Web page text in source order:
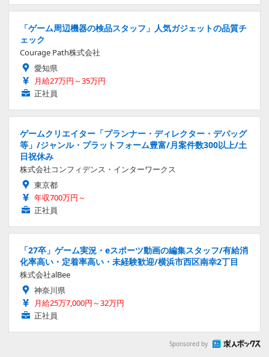
「ゲーム周辺機器の検品スタッフ」人気ガジェットの品質チ
ェック
Courage Path株式会社
愛知県
月給27万円～35万円
正社員
ゲームクリエイター「プランナー・ディレクター・デバッグ
等」/ジャンル・プラットフォーム豊富/月案件数300以上/土
日祝休み
株式会社コンフィデンス・インターワークス
東京都
年収700万円～
正社員
「27卒」ゲーム実況・eスポーツ動画の編集スタッフ/有給消
化率高い・定着率高い・未経験歓迎/横浜市西区南幸2丁目
株式会社alBee
神奈川県
月給25万7,000円～32万円
正社員
Sponsored by